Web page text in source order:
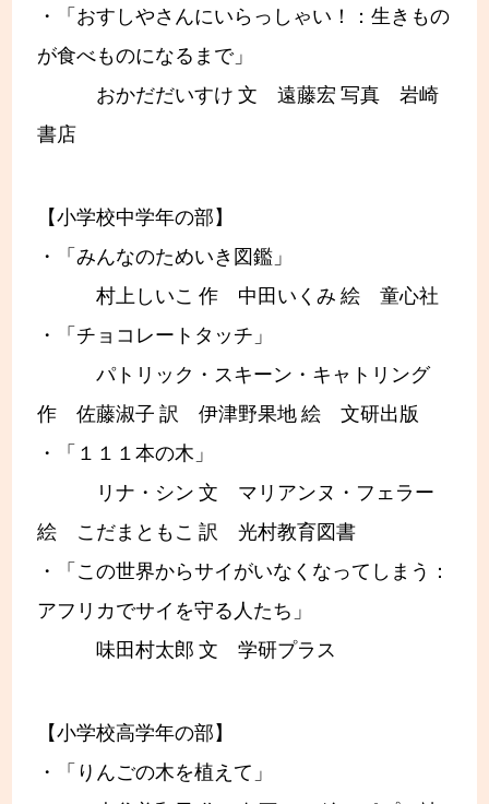
・「おすしやさんにいらっしゃい！：生きもの
が食べものになるまで」
おかだだいすけ 文 遠藤宏 写真 岩崎
書店
【小学校中学年の部】
・「みんなのためいき図鑑」
村上しいこ 作 中田いくみ 絵 童心社
・「チョコレートタッチ」
パトリック・スキーン・キャトリング
作 佐藤淑子 訳 伊津野果地 絵 文研出版
・「１１１本の木」
リナ・シン 文 マリアンヌ・フェラー
絵 こだまともこ 訳 光村教育図書
・「この世界からサイがいなくなってしまう：
アフリカでサイを守る人たち」
味田村太郎 文 学研プラス
【小学校高学年の部】
・「りんごの木を植えて」